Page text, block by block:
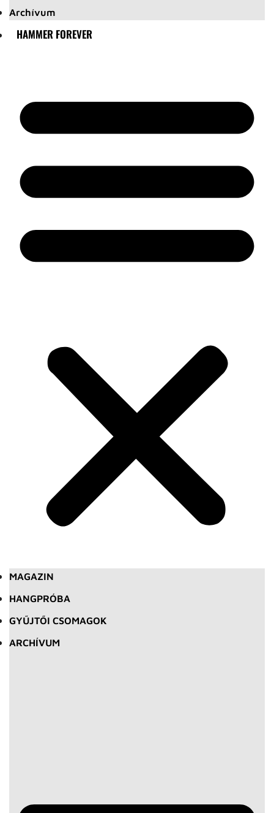
Archívum
HAMMER FOREVER
MAGAZIN
HANGPRÓBA
GYŰJTŐI CSOMAGOK
ARCHÍVUM